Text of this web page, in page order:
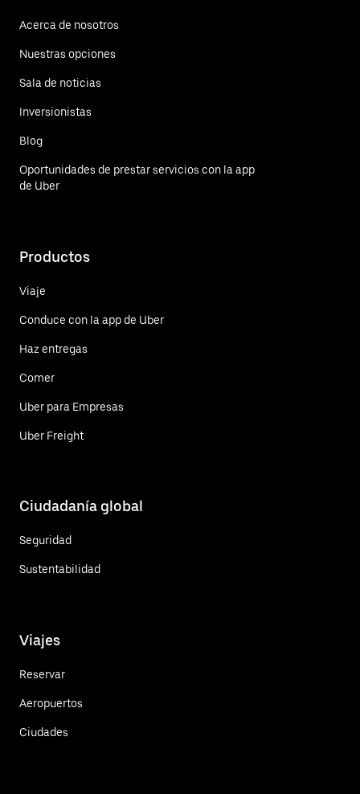
Acerca de nosotros
Nuestras opciones
Sala de noticias
Inversionistas
Blog
Oportunidades de prestar servicios con la app
de Uber
Productos
Viaje
Conduce con la app de Uber
Haz entregas
Comer
Uber para Empresas
Uber Freight
Ciudadanía global
Seguridad
Sustentabilidad
Viajes
Reservar
Aeropuertos
Ciudades